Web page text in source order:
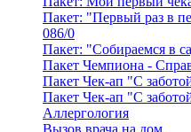
Пакет: "Первый раз в
086/0
Пакет: "Собираемся в
Пакет Чемпиона -
Пакет Чек-ап "С
Пакет Чек-ап "С
Аллергология
Вызов врача на дом